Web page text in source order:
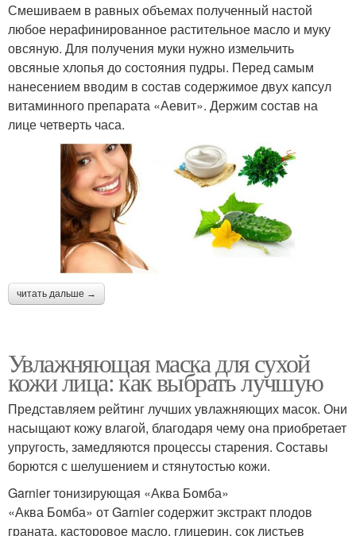
Смешиваем в равных объемах полученный настой
любое нерафинированное растительное масло и муку
овсяную. Для получения муки нужно измельчить
овсяные хлопья до состояния пудры. Перед самым
нанесением вводим в состав содержимое двух капсул
витаминного препарата «Аевит». Держим состав на
лице четверть часа.
читать дальше →
Увлажняющая маска для сухой
кожи лица: как выбрать лучшую
Представляем рейтинг лучших увлажняющих масок. Они
насыщают кожу влагой, благодаря чему она приобретает
упругость, замедляются процессы старения. Составы
борются с шелушением и стянутостью кожи.
Garnier тонизирующая «Аква Бомба»
«Аква Бомба» от Garnier содержит экстракт плодов
граната, касторовое масло, глицерин, сок листьев